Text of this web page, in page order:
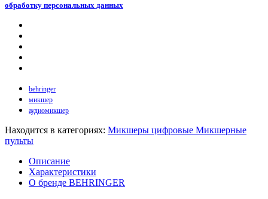
обработку персональных данных
behringer
микшер
аудиомикшер
Находится в категориях: Микшеры цифровые Микшерные
пульты
Описание
Характеристики
О бренде BEHRINGER